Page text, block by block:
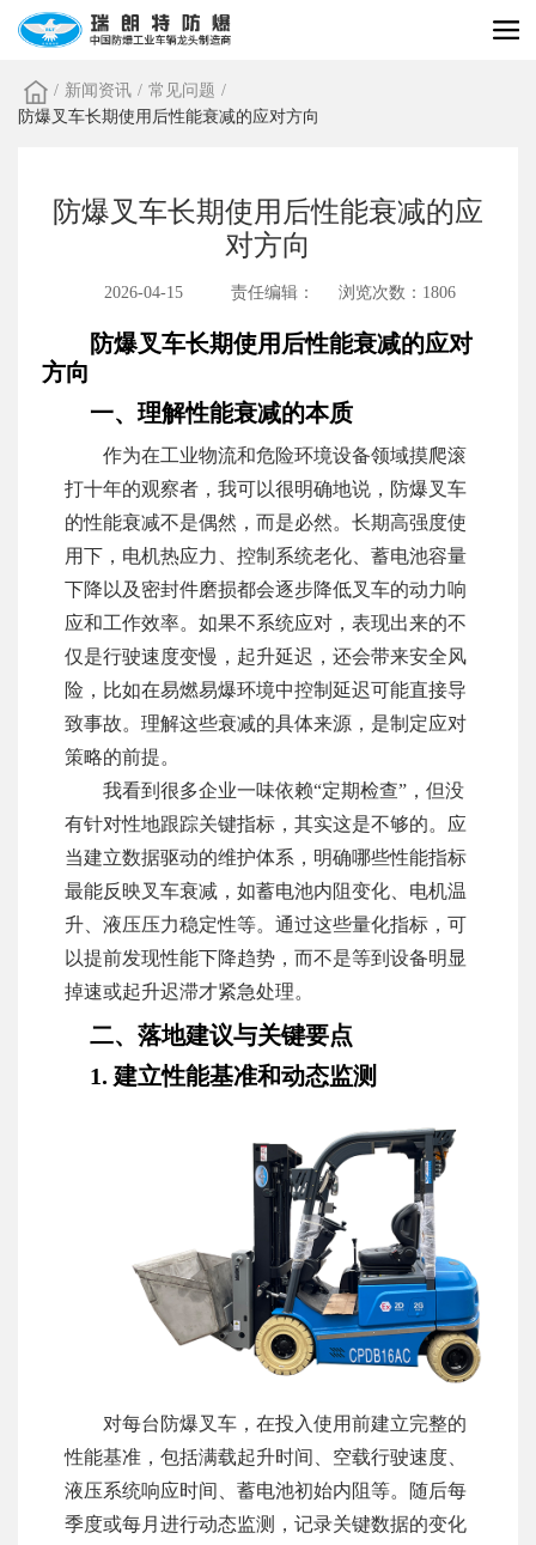
/ 新闻资讯 / 常见问题 /
防爆叉车长期使用后性能衰减的应对方向
防爆叉车长期使用后性能衰减的应
对方向
2026-04-15 责任编辑： 浏览次数：1806
防爆叉车长期使用后性能衰减的应对
方向
一、理解性能衰减的本质
作为在工业物流和危险环境设备领域摸爬滚
打十年的观察者，我可以很明确地说，防爆叉车
的性能衰减不是偶然，而是必然。长期高强度使
用下，电机热应力、控制系统老化、蓄电池容量
下降以及密封件磨损都会逐步降低叉车的动力响
应和工作效率。如果不系统应对，表现出来的不
仅是行驶速度变慢，起升延迟，还会带来安全风
险，比如在易燃易爆环境中控制延迟可能直接导
致事故。理解这些衰减的具体来源，是制定应对
策略的前提。
我看到很多企业一味依赖“定期检查”，但没
有针对性地跟踪关键指标，其实这是不够的。应
当建立数据驱动的维护体系，明确哪些性能指标
最能反映叉车衰减，如蓄电池内阻变化、电机温
升、液压压力稳定性等。通过这些量化指标，可
以提前发现性能下降趋势，而不是等到设备明显
掉速或起升迟滞才紧急处理。
二、落地建议与关键要点
1. 建立性能基准和动态监测
对每台防爆叉车，在投入使用前建立完整的
性能基准，包括满载起升时间、空载行驶速度、
液压系统响应时间、蓄电池初始内阻等。随后每
季度或每月进行动态监测，记录关键数据的变化